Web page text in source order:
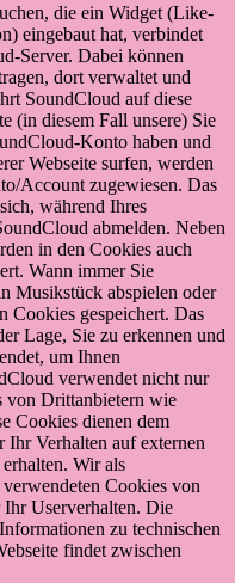
die ein Widget (Like-
eingebaut hat, verbindet
Server. Dabei können
dort verwaltet und
SoundCloud auf diese
(in diesem Fall unsere) Sie
Konto haben und
Webseite surfen, werden
Account zugewiesen. Das
während Ihres
abmelden. Neben
in den Cookies auch
Wann immer Sie
Musikstück abspielen oder
Cookies gespeichert. Das
Lage, Sie zu erkennen und
um Ihnen
verwendet nicht nur
von Drittanbietern wie
Cookies dienen dem
Ihr Verhalten auf externen
Wir als
Cookies von
Userverhalten. Die
zu technischen
findet zwischen